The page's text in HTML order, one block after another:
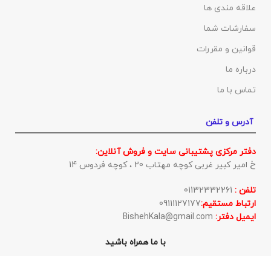
علاقه مندی ها
سفارشات شما
قوانین و مقررات
درباره ما
تماس با ما
آدرس و تلفن
دفتر مرکزی پشتیبانی سایت و فروش آنلاین:
خ امیر کبیر غربی کوچه مهتاب 20 ، کوچه فردوس 14
تلفن :
ارتباط مستقیم:09111127177
ایمیل دفتر:
با ما همراه باشید